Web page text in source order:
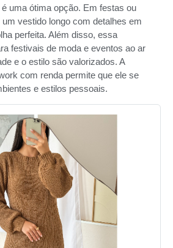
uma ótima opção. Em festas ou
vestido longo com detalhes em
perfeita. Além disso, essa
festivais de moda e eventos ao ar
e o estilo são valorizados. A
com renda permite que ele se
e estilos pessoais.